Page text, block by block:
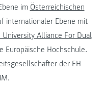
im Österreichischen
internationaler Ebene mit
University Alliance For Dual
Europäische Hochschule.
der FH